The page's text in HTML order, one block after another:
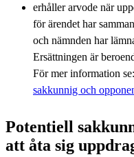
erhåller arvode när
för ärendet har
och nämnden har
Ersättningen är
För mer information se:
sakkunnig och
Potentiell
att åta sig